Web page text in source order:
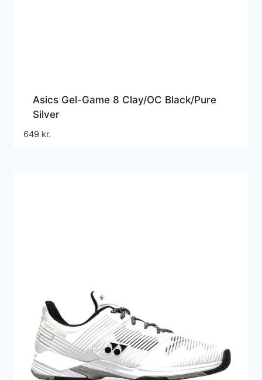
Asics Gel-Game 8 Clay/OC Black/Pure
Silver
649 kr.